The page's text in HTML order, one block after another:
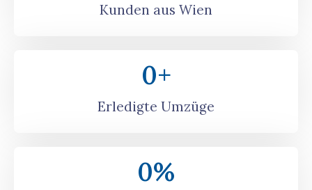
Kunden aus Wien
Erledigte Umzüge
0+
0%